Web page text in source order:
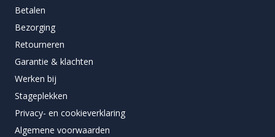
Betalen
Bezorging
Retourneren
Garantie & klachten
Werken bij
Stageplekken
Privacy- en cookieverklaring
Algemene voorwaarden